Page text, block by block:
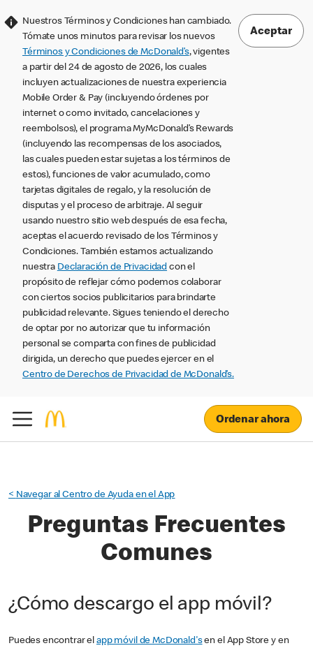
Nuestros Términos y Condiciones han cambiado.
Tómate unos minutos para revisar los nuevos
Términos y Condiciones de McDonald’s, vigentes
a partir del 24 de agosto de 2026, los cuales
incluyen actualizaciones de nuestra experiencia
Mobile Order & Pay (incluyendo órdenes por
internet o como invitado, cancelaciones y
reembolsos), el programa MyMcDonald’s Rewards
(incluyendo las recompensas de los asociados,
las cuales pueden estar sujetas a los términos de
estos), funciones de valor acumulado, como
tarjetas digitales de regalo, y la resolución de
disputas y el proceso de arbitraje. Al seguir
usando nuestro sitio web después de esa fecha,
aceptas el acuerdo revisado de los Términos y
Condiciones. También estamos actualizando
nuestra Declaración de Privacidad con el
propósito de reflejar cómo podemos colaborar
con ciertos socios publicitarios para brindarte
publicidad relevante. Sigues teniendo el derecho
de optar por no autorizar que tu información
personal se comparta con fines de publicidad
dirigida, un derecho que puedes ejercer en el
Centro de Derechos de Privacidad de McDonald’s.
Aceptar
Ordenar ahora
< Navegar al Centro de Ayuda en el App
Preguntas Frecuentes
Comunes
¿Cómo descargo el app móvil?
Puedes encontrar el app móvil de McDonald'sen el App Store y en